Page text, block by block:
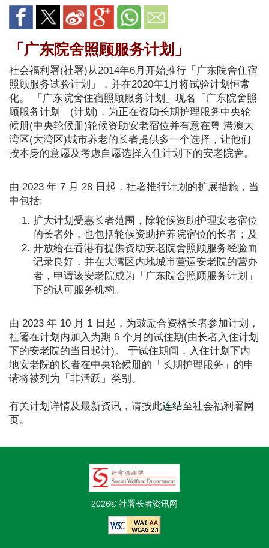
「广东院舍照顾服务计划」
社会福利署(社署)从2014年6月开始推行「广东院舍住宿
照顾服务试验计划」，并在2020年1月将试验计划恒常
化。 「广东院舍住宿照顾服务计划」现名「广东院舍照
顾服务计划」(计划)，为正在资助长期护理服务中央轮
候册(中央轮候册)轮候资助安老宿位并有意在粤 港澳大
湾区(大湾区)城市养老的长者提供多一个选择，让他们
按本身的意愿及考虑自愿选择入住计划下的安老院舍。
由 2023 年 7 月 28 日起，社署推行计划的扩展措施，当
中包括:
扩大计划受惠长者范围，除轮候资助护理安老宿位
的长者外，也包括轮候资助护养院宿位的长者；及
开放给在香港有提供资助安老院舍照顾服务经验而
记录良好，并在大湾区内地城市营运安老院的营办
者，申请该安老院成为「广东院舍照顾服务计划」
下的认可服务机构。
由 2023 年 10 月 1 日起，为鼓励合资格长者参加计划，
社署在计划内加入为期 6 个月的试住期(由长者入住计划
下的安老院的当日起计)。 于试住期间，入住计划下内
地安老院的长者在中央轮候册的「长期护理服务」的申
请将被列为「非活跃」类别。
有关计划详情及最新资讯，请按此连结至社会福利署网
页。
2026© 社署长者资讯网